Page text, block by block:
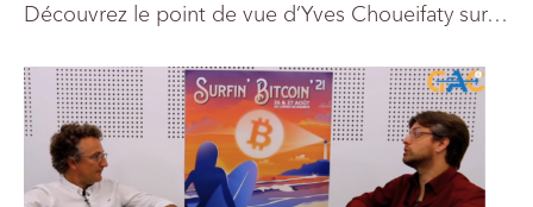
Découvrez le point de vue d’Yves Choueifaty sur…